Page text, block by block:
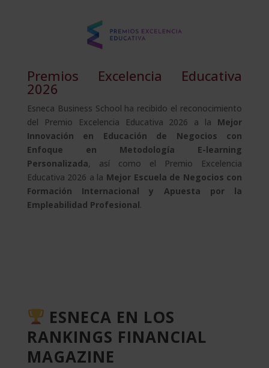
Premios Excelencia Educativa
2026
Esneca Business School ha recibido el reconocimiento
del Premio Excelencia Educativa 2026 a la Mejor
Innovación en Educación de Negocios con
Enfoque en Metodología E-learning
Personalizada, así como el Premio Excelencia
Educativa 2026 a la Mejor Escuela de Negocios con
Formación Internacional y Apuesta por la
Empleabilidad Profesional.
ESNECA EN LOS
RANKINGS FINANCIAL
MAGAZINE